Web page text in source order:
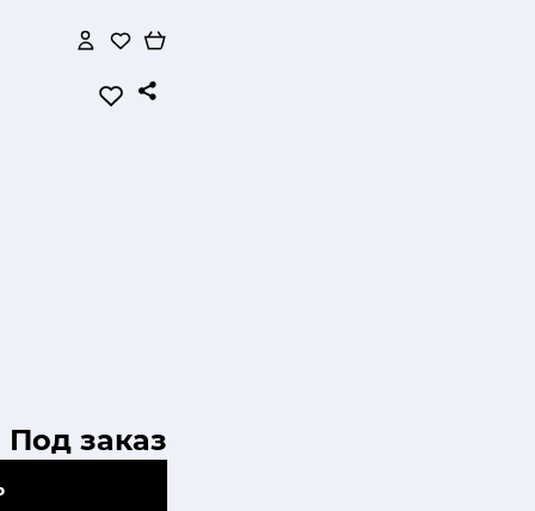
Под заказ